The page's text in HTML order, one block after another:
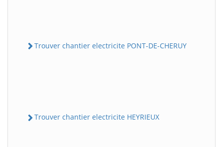
Trouver chantier electricite PONT-DE-CHERUY
Trouver chantier electricite HEYRIEUX